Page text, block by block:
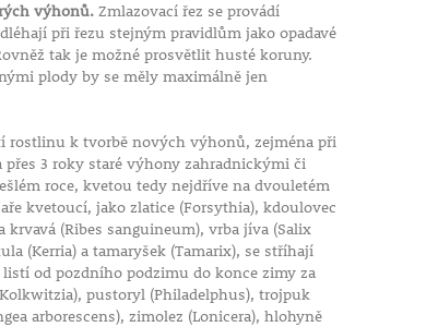
výhonů.Zmlazovací řez se provádí
při řezu stejným pravidlům jako opadavé
tak je možné prosvětlit husté koruny.
plody by se měly maximálně jen
rostlinu k tvorbě nových výhonů, zejména při
3 roky staré výhony zahradnickými či
roce, kvetou tedy nejdříve na dvouletém
kvetoucí, jako zlatice (Forsythia), kdoulovec
(Ribes sanguineum), vrba jíva (Salix
(Kerria) a tamaryšek (Tamarix), se stříhají
od pozdního podzimu do konce zimy za
pustoryl (Philadelphus), trojpuk
arborescens), zimolez (Lonicera), hlohyně